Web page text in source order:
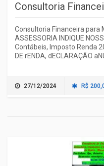
Consultoria
Consultoria Financeira para
ASSESSORIA INDIQUE
Contábeis, Imposto Renda
DE rENDA, dECLARAÇÃO
27/12/2024 R$